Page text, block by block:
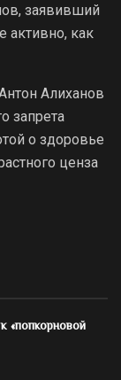
заявивший
активно, как
Алиханов
запрета
о здоровье
ценза
«попкорновой